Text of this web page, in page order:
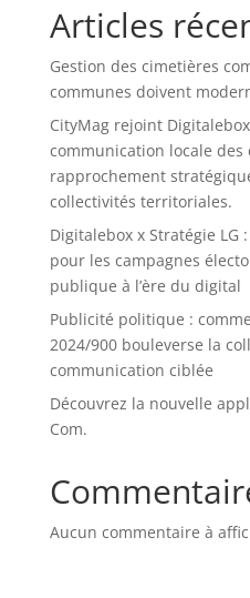
Articles
Gestion des cimetières
communes doivent
CityMag rejoint
communication locale des
rapprochement
collectivités territoriales.
Digitalebox x Stratégie
pour les campagnes
publique à l’ère du digital
Publicité politique :
2024/900 bouleverse la
communication ciblée
Découvrez la nouvelle
Com.
Aucun commentaire à